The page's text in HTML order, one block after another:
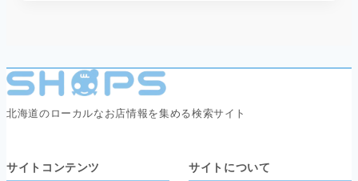
北海道のローカルなお店情報を集める検索サイト
サイトコンテンツ サイトについて